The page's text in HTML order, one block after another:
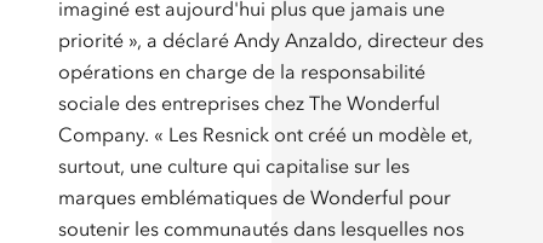
imaginé est aujourd'hui plus que jamais une
priorité », a déclaré Andy Anzaldo, directeur des
opérations en charge de la responsabilité
sociale des entreprises chez The Wonderful
Company. « Les Resnick ont créé un modèle et,
surtout, une culture qui capitalise sur les
marques emblématiques de Wonderful pour
soutenir les communautés dans lesquelles nos